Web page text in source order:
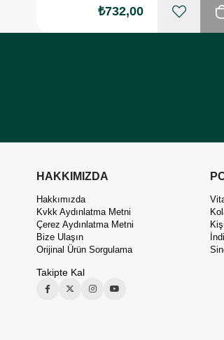
₺732,00
HAKKIMIZDA
Hakkımızda
Kvkk Aydınlatma Metni
Çerez Aydınlatma Metni
Bize Ulaşın
Orijinal Ürün Sorgulama
Takipte Kal